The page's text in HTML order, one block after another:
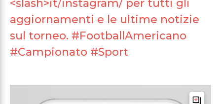
<slash>it/instagram/ per tutti gli
aggiornamenti e le ultime notizie
sul torneo. #FootballAmericano
#Campionato #Sport